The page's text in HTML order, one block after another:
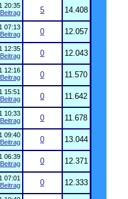
20:35
5
14.408
07:13
0
12.057
12:35
0
12.043
12:16
0
11.570
15:51
0
11.642
10:33
0
11.678
09:40
0
13.044
06:39
0
12.371
07:01
0
12.333